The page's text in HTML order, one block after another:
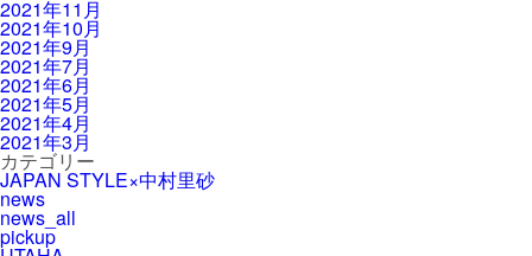
2021年11月
2021年10月
2021年9月
2021年7月
2021年6月
2021年5月
2021年4月
2021年3月
カテゴリー
JAPAN STYLE×中村里砂
news
news_all
pickup